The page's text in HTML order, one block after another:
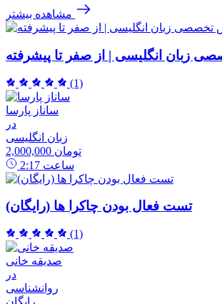
مشاهده بیشتر
زبان انگلیسی | از صفر تا پیشرفته
(1)
ساناز پارسا
در
زبان انگلیسی
2,000,000 تومان
2:17 ساعت
تست فعال بودن چاکرا ها (رایگان)
(1)
صدیقه خانی
در
روانشناسی
رایگان